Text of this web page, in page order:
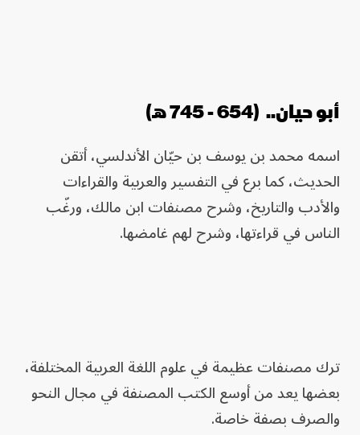
أبو حيان.. (654 - 745 هـ)
اسمه محمد بن يوسف بن حيّان الأندلسي، أتقن
الحديث، كما برع في التفسير والعربية والقراءات
والأدب والتاريخ، وشرح مصنفات ابن مالك، ورغّب
الناس في قراءتها، وشرح لهم غامضها.
ترك مصنفات عظيمة في علوم اللغة العربية المختلفة،
بعضها يعد من أوسع الكتب المصنفة في مجال النحو
والصرف بصفة خاصة.